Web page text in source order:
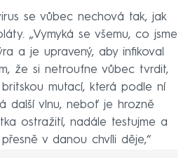
se vůbec nechová tak, jak
„Vymyká se všemu, co jsme
a je upravený, aby infikoval
že si netroufne vůbec tvrdit,
mutací, která podle ní
další vlnu, neboť je hrozně
ostražití, nadále testujme a
v danou chvíli děje,“